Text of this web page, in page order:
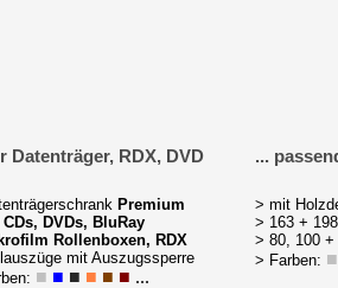
Premium
DVDs, BluRay
Rollenboxen, RDX
mit Auszugssperre
■ ■ ■ ■ ■ ■ ...
Datenträger, RDX, DVD
> mit
> 163 +
> 80, 100
> Farben: ■
...